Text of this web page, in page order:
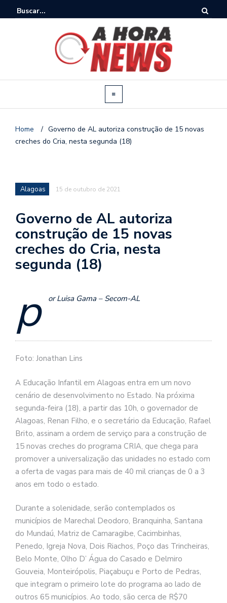
Home / Governo de AL autoriza construção de 15 novas
creches do Cria, nesta segunda (18)
Alagoas 15 de outubro de 2021
Governo de AL autoriza
construção de 15 novas
creches do Cria, nesta
segunda (18)
p or Luisa Gama – Secom-AL
Foto: Jonathan Lins
A Educação Infantil em Alagoas entra em um novo
cenário de desenvolvimento no Estado. Na próxima
segunda-feira (18), a partir das 10h, o governador de
Alagoas, Renan Filho, e o secretário da Educação, Rafael
Brito, assinam a ordem de serviço para a construção de
15 novas creches do programa CRIA, que chega para
promover a universalização das unidades no estado com
a oferta de vagas para mais de 40 mil crianças de 0 a 3
anos em todo o estado.
Durante a solenidade, serão contemplados os
municípios de Marechal Deodoro, Branquinha, Santana
do Mundaú, Matriz de Camaragibe, Cacimbinhas,
Penedo, Igreja Nova, Dois Riachos, Poço das Trincheiras,
Belo Monte, Olho D’ Água do Casado e Delmiro
Gouveia, Monteirópolis, Piaçabuçu e Porto de Pedras,
que integram o primeiro lote do programa ao lado de
outros 65 municípios. Ao todo, são cerca de R$70